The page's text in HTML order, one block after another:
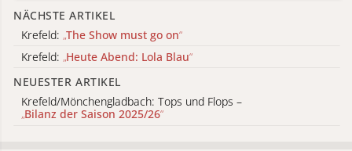
NÄCHSTE ARTIKEL
Krefeld: „The Show must go on“
Krefeld: „Heute Abend: Lola Blau“
NEUESTER ARTIKEL
Krefeld/Mönchengladbach: Tops und Flops –
„Bilanz der Saison 2025/26“